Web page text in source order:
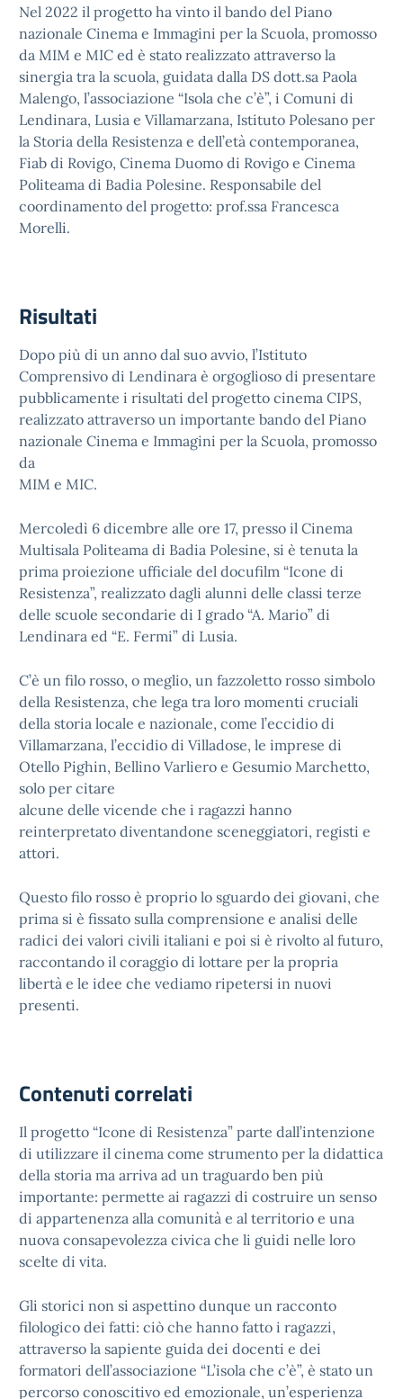
Nel 2022 il progetto ha vinto il bando del Piano
nazionale Cinema e Immagini per la Scuola, promosso
da MIM e MIC ed è stato realizzato attraverso la
sinergia tra la scuola, guidata dalla DS dott.sa Paola
Malengo, l’associazione “Isola che c’è”, i Comuni di
Lendinara, Lusia e Villamarzana, Istituto Polesano per
la Storia della Resistenza e dell’età contemporanea,
Fiab di Rovigo, Cinema Duomo di Rovigo e Cinema
Politeama di Badia Polesine. Responsabile del
coordinamento del progetto: prof.ssa Francesca
Morelli.
Risultati
Dopo più di un anno dal suo avvio, l’Istituto
Comprensivo di Lendinara è orgoglioso di presentare
pubblicamente i risultati del progetto cinema CIPS,
realizzato attraverso un importante bando del Piano
nazionale Cinema e Immagini per la Scuola, promosso
da
MIM e MIC.
Mercoledì 6 dicembre alle ore 17, presso il Cinema
Multisala Politeama di Badia Polesine, si è tenuta la
prima proiezione ufficiale del docufilm “Icone di
Resistenza”, realizzato dagli alunni delle classi terze
delle scuole secondarie di I grado “A. Mario” di
Lendinara ed “E. Fermi” di Lusia.
C’è un filo rosso, o meglio, un fazzoletto rosso simbolo
della Resistenza, che lega tra loro momenti cruciali
della storia locale e nazionale, come l’eccidio di
Villamarzana, l’eccidio di Villadose, le imprese di
Otello Pighin, Bellino Varliero e Gesumio Marchetto,
solo per citare
alcune delle vicende che i ragazzi hanno
reinterpretato diventandone sceneggiatori, registi e
attori.
Questo filo rosso è proprio lo sguardo dei giovani, che
prima si è fissato sulla comprensione e analisi delle
radici dei valori civili italiani e poi si è rivolto al futuro,
raccontando il coraggio di lottare per la propria
libertà e le idee che vediamo ripetersi in nuovi
presenti.
Contenuti correlati
Il progetto “Icone di Resistenza” parte dall’intenzione
di utilizzare il cinema come strumento per la didattica
della storia ma arriva ad un traguardo ben più
importante: permette ai ragazzi di costruire un senso
di appartenenza alla comunità e al territorio e una
nuova consapevolezza civica che li guidi nelle loro
scelte di vita.
Gli storici non si aspettino dunque un racconto
filologico dei fatti: ciò che hanno fatto i ragazzi,
attraverso la sapiente guida dei docenti e dei
formatori dell’associazione “L’isola che c’è”, è stato un
percorso conoscitivo ed emozionale, un’esperienza